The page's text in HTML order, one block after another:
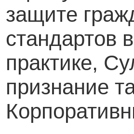
защите
стандартов
практике,
признание